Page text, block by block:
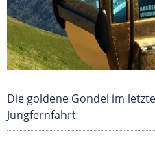
Die goldene Gondel im
Jungfernfahrt